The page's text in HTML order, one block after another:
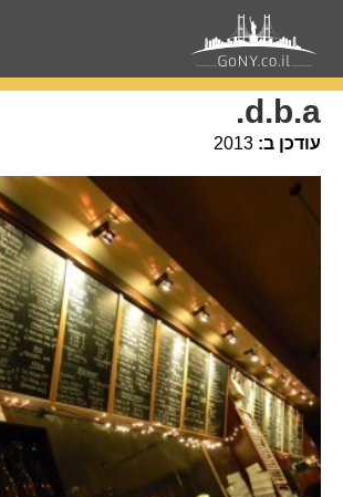
עמוד הבית מקומות בניו-יורק
d.b.a.
עודכן ב: 2013